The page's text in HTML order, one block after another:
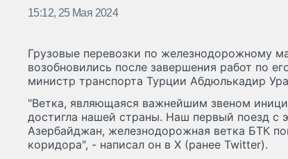
15:12, 25 Мая 2024
Грузовые перевозки по железнодорожному
возобновились после завершения работ по
министр транспорта Турции Абдюлькадир
"Ветка, являющаяся важнейшим звеном
достигла нашей страны. Наш первый поезд с
Азербайджан, железнодорожная ветка БТК
коридора", - написал он в X (ранее Twitter).